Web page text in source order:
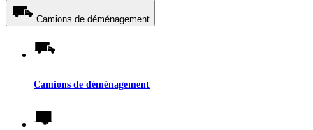
Camions de déménagement
Camions de déménagement